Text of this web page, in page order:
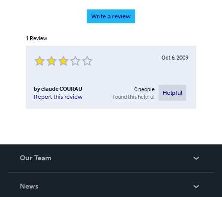
Write a review
1 Review
Oct 6, 2009
byclaude COURAU
Report this review
0people
found this helpful
Helpful
Our Team
News